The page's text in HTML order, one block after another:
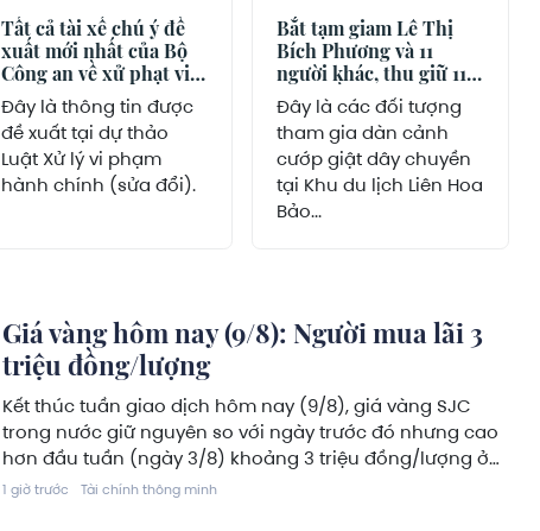
Tất cả tài xế chú ý đề
xuất mới nhất của Bộ
Công an về xử phạt vi
phạm giao thông
Đây là thông tin được
đề xuất tại dự thảo
Luật Xử lý vi phạm
hành chính (sửa đổi).
Bắt tạm giam Lê Thị
Bích Phương và 11
người khác, thu giữ 116
triệu đồng, 17 xe máy
Đây là các đối tượng
tham gia dàn cảnh
cướp giật dây chuyền
tại Khu du lịch Liên Hoa
Bảo...
Giá vàng hôm nay (9/8): Người mua lãi 3
triệu đồng/lượng
Kết thúc tuần giao dịch hôm nay (9/8), giá vàng SJC
trong nước giữ nguyên so với ngày trước đó nhưng cao
hơn đầu tuần (ngày 3/8) khoảng 3 triệu đồng/lượng ở
chiều bán ra. Tuy nhiên, chênh lệch giữa chiều mua -
1 giờ trước Tài chính thông minh